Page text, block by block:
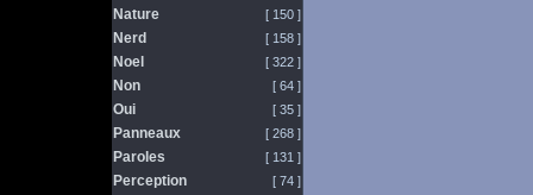
Nature [ 150 ]
Nerd [ 158 ]
Noel [ 322 ]
Non [ 64 ]
Oui [ 35 ]
Panneaux [ 268 ]
Paroles [ 131 ]
Perception [ 74 ]